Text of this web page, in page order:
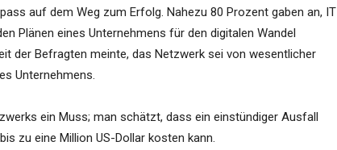
auf dem Weg zum Erfolg. Nahezu 80 Prozent gaben an, IT
Plänen eines Unternehmens für den digitalen Wandel
der Befragten meinte, das Netzwerk sei von wesentlicher
Unternehmens.
ein Muss; man schätzt, dass ein einstündiger Ausfall
zu eine Million US-Dollar kosten kann.